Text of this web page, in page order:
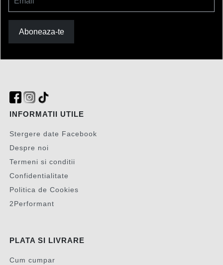
Aboneaza-te
INFORMATII UTILE
Stergere date Facebook
Despre noi
Termeni si conditii
Confidentialitate
Politica de Cookies
2Performant
PLATA SI LIVRARE
Cum cumpar